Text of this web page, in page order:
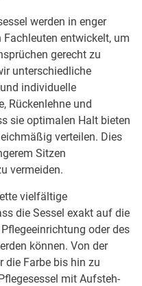
werden in enger
entwickelt, um
gerecht zu
unterschiedliche
individuelle
Rückenlehne und
sie optimalen Halt bieten
verteilen. Dies
Sitzen
vermeiden.
vielfältige
die Sessel exakt auf die
oder des
können. Von der
die Farbe bis hin zu
mit Aufsteh-